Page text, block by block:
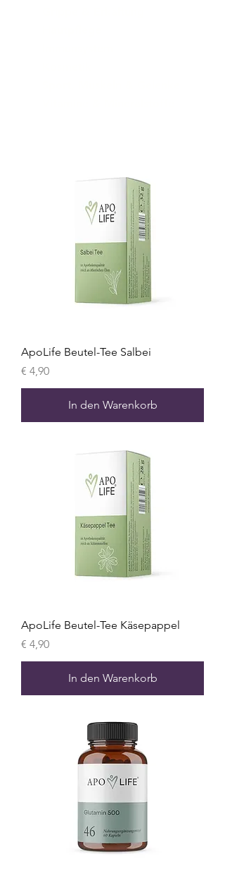
ApoLife Beutel-Tee Salbei
Preis
€ 4,90
In den Warenkorb
ApoLife Beutel-Tee Käsepappel
Preis
€ 4,90
In den Warenkorb